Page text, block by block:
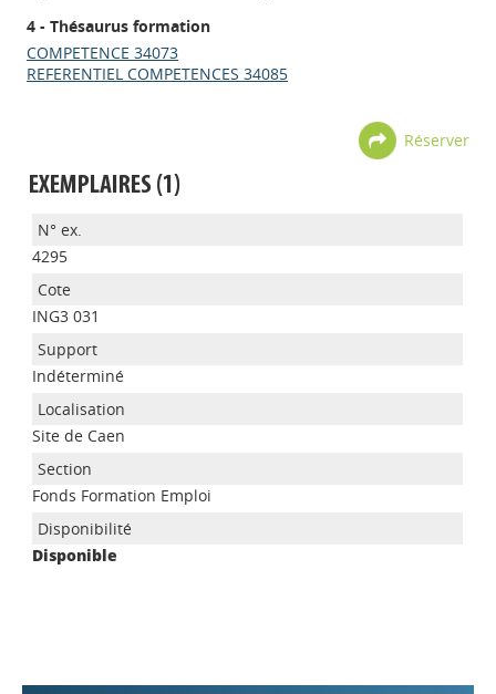
4 - Thésaurus formation
COMPETENCE 34073
REFERENTIEL COMPETENCES 34085
Réserver
EXEMPLAIRES (1)
4295
ING3 031
Indéterminé
Site de Caen
Fonds Formation Emploi
Disponible
Appels à projets